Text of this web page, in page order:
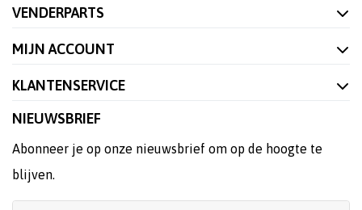
VENDERPARTS
MIJN ACCOUNT
KLANTENSERVICE
NIEUWSBRIEF
Abonneer je op onze nieuwsbrief om op de hoogte te
blijven.